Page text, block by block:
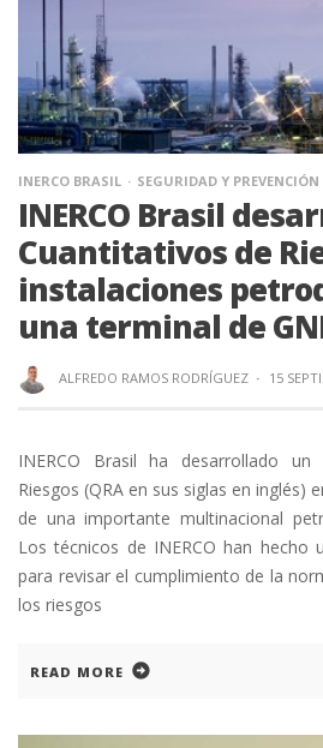
INERCO BRASIL SEGURIDAD Y PREVENCIÓN
INERCO Brasil
Cuantitativos de
instalaciones
una terminal de
ALFREDO RAMOS RODRÍGUEZ · 15
INERCO Brasil ha desarrollado un
Riesgos (QRA en sus siglas en inglés)
de una importante multinacional
Los técnicos de INERCO han hecho
para revisar el cumplimiento de la
los riesgos
READ MORE